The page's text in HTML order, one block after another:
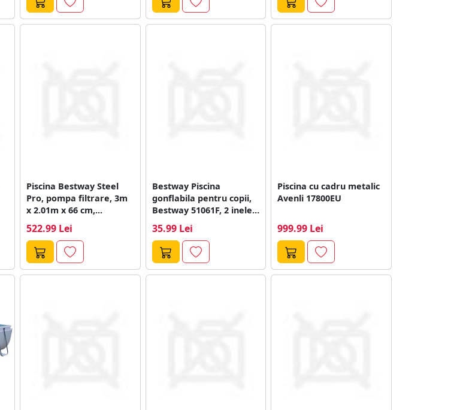
Piscina Bestway Steel
Pro, pompa filtrare, 3m
x 2.01m x 66 cm,...
522.99 Lei
Bestway Piscina
gonflabila pentru copii,
Bestway 51061F, 2 inele,
35.99 Lei
Piscina cu cadru metalic
Avenli 17800EU
999.99 Lei